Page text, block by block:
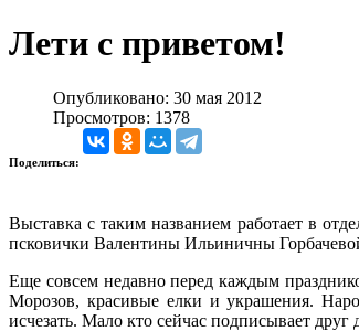
Лети с приветом!
Опубликовано: 30 мая 2012
Просмотров: 1378
Поделиться:
Выставка с таким названием работает в
псковички Валентины Ильиничны
Еще совсем недавно перед каждым
Морозов, красивые елки и украшения.
исчезать. Мало кто сейчас подписывает